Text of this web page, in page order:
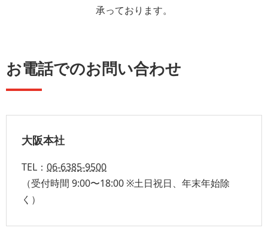
承っております。
お電話でのお問い合わせ
大阪本社
TEL： 06-6385-9500
（受付時間 9:00〜18:00 ※土日祝日、年末年始除
く）